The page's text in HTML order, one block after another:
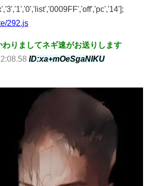
292.js
わりましてネギ速がお送りします
ID:xa+mOeSgaNIKU